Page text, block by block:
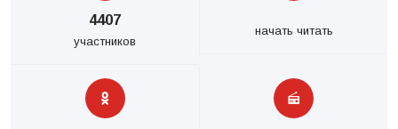
4407
участников
начать читать